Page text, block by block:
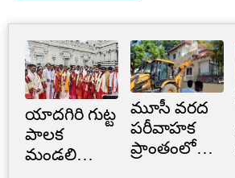
యాదగిరి గుట్ట
పాలక
మండలి
మూసీ వరద
పరీవాహక
ప్రాంతంలో